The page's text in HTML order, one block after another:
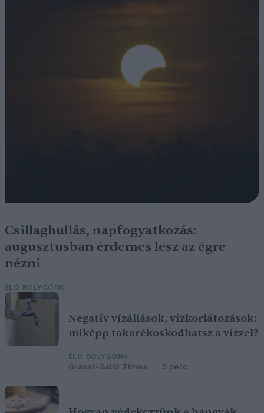
Csillaghullás, napfogyatkozás:
augusztusban érdemes lesz az égre
nézni
ÉLŐ BOLYGÓNK
Negatív vízállások, vízkorlátozások:
miképp takarékoskodhatsz a vízzel?
ÉLŐ BOLYGÓNK
Granát-Galló Tímea 5 perc